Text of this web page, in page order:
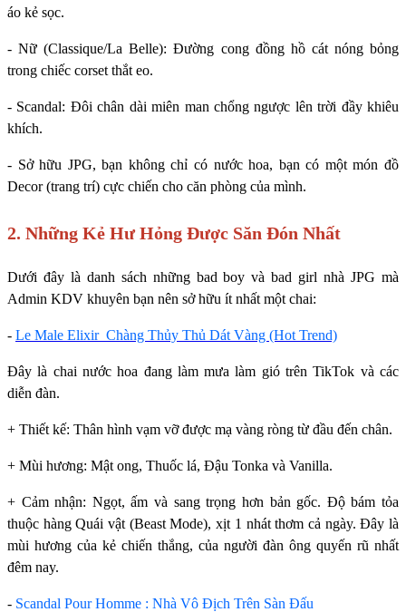
áo kẻ sọc.
- Nữ (Classique/La Belle): Đường cong đồng hồ cát nóng bỏng
trong chiếc corset thắt eo.
- Scandal: Đôi chân dài miên man chổng ngược lên trời đầy khiêu
khích.
- Sở hữu JPG, bạn không chỉ có nước hoa, bạn có một món đồ
Decor (trang trí) cực chiến cho căn phòng của mình.
2. Những Kẻ Hư Hỏng Được Săn Đón Nhất
Dưới đây là danh sách những bad boy và bad girl nhà JPG mà
Admin KDV khuyên bạn nên sở hữu ít nhất một chai:
- Le Male Elixir Chàng Thủy Thủ Dát Vàng (Hot Trend)
Đây là chai nước hoa đang làm mưa làm gió trên TikTok và các
diễn đàn.
+ Thiết kế: Thân hình vạm vỡ được mạ vàng ròng từ đầu đến chân.
+ Mùi hương: Mật ong, Thuốc lá, Đậu Tonka và Vanilla.
+ Cảm nhận: Ngọt, ấm và sang trọng hơn bản gốc. Độ bám tỏa
thuộc hàng Quái vật (Beast Mode), xịt 1 nhát thơm cả ngày. Đây là
mùi hương của kẻ chiến thắng, của người đàn ông quyến rũ nhất
đêm nay.
- Scandal Pour Homme : Nhà Vô Địch Trên Sàn Đấu